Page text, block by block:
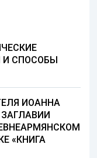
И СПОСОБЫ
ИОАННА
«КНИГА